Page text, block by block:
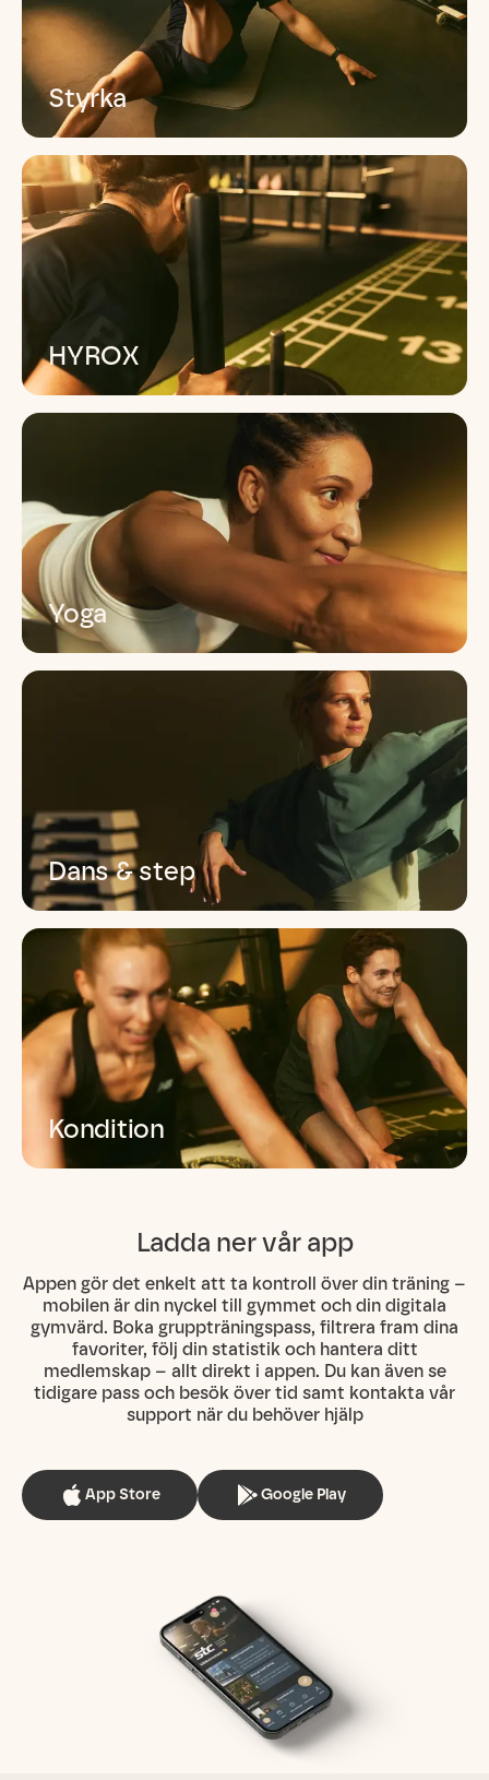
Styrka
Stärker din kropp genom funktionell
styrketräning
Läs mer
HYROX
HYROX är en energifylld träningsform som
kombinerar funktionell träning med löpning.
Yoga
Förbättrar din balans, ökar rörligheten och
Dans & step
Förbättrar din koordination, kondition och
kroppskontroll
Läs mer
Kondition
Ladda ner vår app
Appen gör det enkelt att ta kontroll över din träning –
mobilen är din nyckel till gymmet och din digitala
gymvärd. Boka gruppträningspass, filtrera fram dina
favoriter, följ din statistik och hantera ditt
medlemskap – allt direkt i appen. Du kan även se
tidigare pass och besök över tid samt kontakta vår
support när du behöver hjälp
App Store Google Play